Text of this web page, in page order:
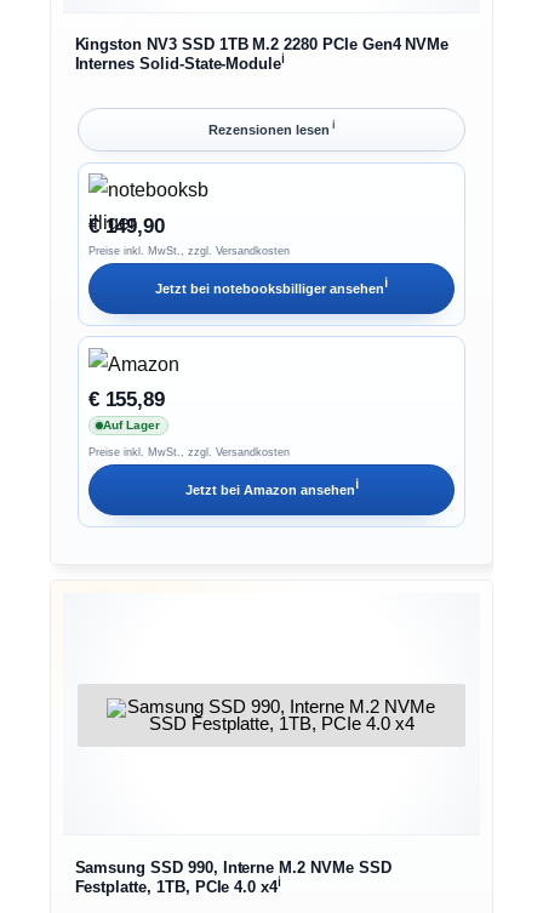
Kingston NV3 SSD 1TB M.2 2280 PCIe Gen4 NVMe
Internes Solid-State-Moduleℹ︎
Rezensionen lesen ℹ︎
€ 149,90
Preise inkl. MwSt., zzgl. Versandkosten
Jetzt bei notebooksbilligeransehenℹ︎
€ 155,89
Auf Lager
Preise inkl. MwSt., zzgl. Versandkosten
Jetzt bei Amazon ansehenℹ︎
Samsung SSD 990, Interne M.2 NVMe SSD
Festplatte, 1TB, PCIe 4.0 x4ℹ︎